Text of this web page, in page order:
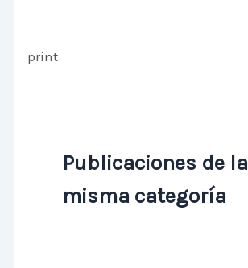
print
Publicaciones de la
misma categoría